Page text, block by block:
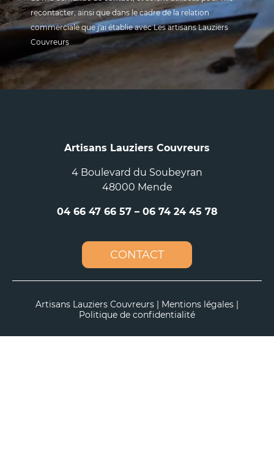
recontacter, ainsi que dans le cadre de la relation
commerciale que j'ai établie avec Les artisans Lauziers
Couvreurs
Artisans Lauziers Couvreurs
4 Boulevard du Soubeyran
48000 Mende
04 66 47 66 57– 06 74 24 45 78
CONTACT
Artisans Lauziers Couvreurs | Mentions légales |
Politique de confidentialité